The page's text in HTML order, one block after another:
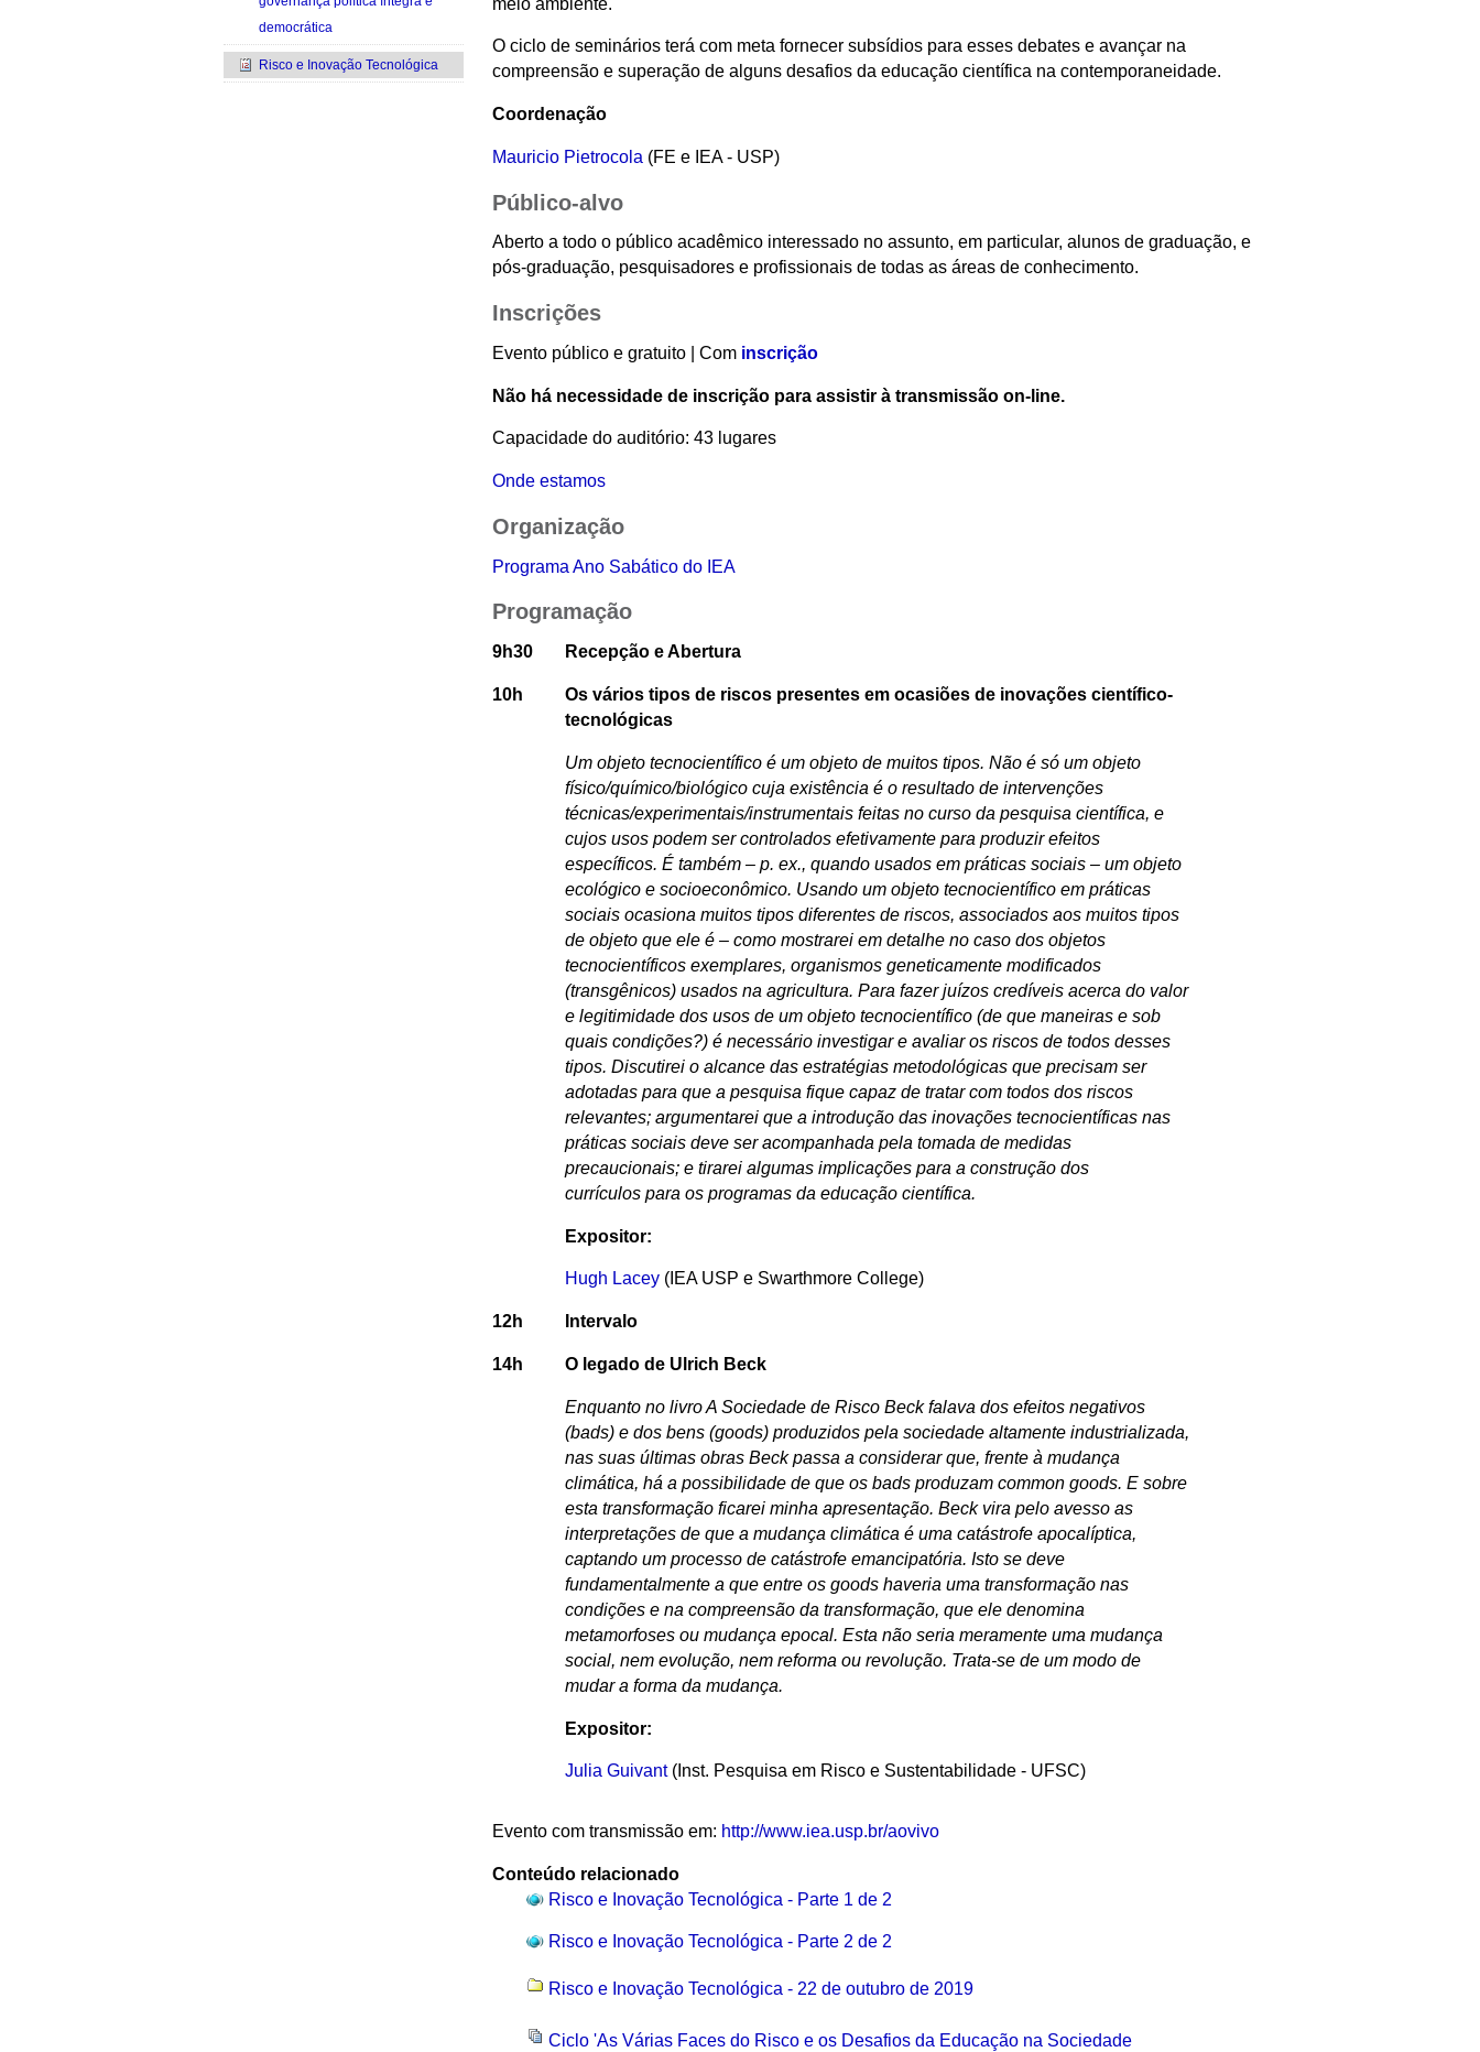
O ciclo de seminários terá com meta fornecer subsídios para esses debates e avançar na
compreensão e superação de alguns desafios da educação científica na contemporaneidade.
Coordenação
Mauricio Pietrocola (FE e IEA - USP)
Público-alvo
Aberto a todo o público acadêmico interessado no assunto, em particular, alunos de graduação, e
pós-graduação, pesquisadores e profissionais de todas as áreas de conhecimento.
Inscrições
Evento público e gratuito | Com inscrição
Não há necessidade de inscrição para assistir à transmissão on-line.
Capacidade do auditório: 43 lugares
Onde estamos
Organização
Programa Ano Sabático do IEA
Programação
9h30 Recepção e Abertura
10h
Os vários tipos de riscos presentes em ocasiões de inovações científico-
tecnológicas
Um objeto tecnocientífico é um objeto de muitos tipos. Não é só um objeto
físico/químico/biológico cuja existência é o resultado de intervenções
técnicas/experimentais/instrumentais feitas no curso da pesquisa científica, e
cujos usos podem ser controlados efetivamente para produzir efeitos
específicos. É também – p. ex., quando usados em práticas sociais – um objeto
ecológico e socioeconômico. Usando um objeto tecnocientífico em práticas
sociais ocasiona muitos tipos diferentes de riscos, associados aos muitos tipos
de objeto que ele é – como mostrarei em detalhe no caso dos objetos
tecnocientíficos exemplares, organismos geneticamente modificados
(transgênicos) usados na agricultura. Para fazer juízos credíveis acerca do valor
e legitimidade dos usos de um objeto tecnocientífico (de que maneiras e sob
quais condições?) é necessário investigar e avaliar os riscos de todos desses
tipos. Discutirei o alcance das estratégias metodológicas que precisam ser
adotadas para que a pesquisa fique capaz de tratar com todos dos riscos
relevantes; argumentarei que a introdução das inovações tecnocientíficas nas
práticas sociais deve ser acompanhada pela tomada de medidas
precaucionais; e tirarei algumas implicações para a construção dos
currículos para os programas da educação científica.
Expositor:
Hugh Lacey(IEA USP e Swarthmore College)
12h Intervalo
14h O legado de Ulrich Beck
Enquanto no livro A Sociedade de Risco Beck falava dos efeitos negativos
(bads) e dos bens (goods) produzidos pela sociedade altamente industrializada,
nas suas últimas obras Beck passa a considerar que, frente à mudança
climática, há a possibilidade de que os bads produzam common goods. E sobre
esta transformação ficarei minha apresentação. Beck vira pelo avesso as
interpretações de que a mudança climática é uma catástrofe apocalíptica,
captando um processo de catástrofe emancipatória. Isto se deve
fundamentalmente a que entre os goods haveria uma transformação nas
condições e na compreensão da transformação, que ele denomina
metamorfoses ou mudança epocal. Esta não seria meramente uma mudança
social, nem evolução, nem reforma ou revolução. Trata-se de um modo de
mudar a forma da mudança.
Expositor:
Julia Guivant(Inst. Pesquisa em Risco e Sustentabilidade - UFSC)
Evento com transmissão em: http://www.iea.usp.br/aovivo
Conteúdo relacionado
Risco e Inovação Tecnológica - Parte 1 de 2
Risco e Inovação Tecnológica - Parte 2 de 2
Risco e Inovação Tecnológica - 22 de outubro de 2019
Ciclo 'As Várias Faces do Risco e os Desafios da Educação na Sociedade
democrática
Risco e Inovação Tecnológica